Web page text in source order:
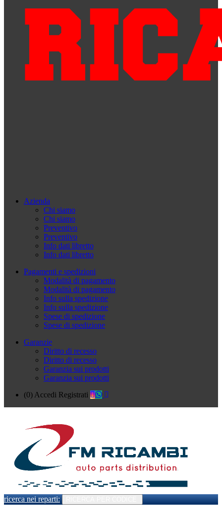
Azienda
Chi siamo
Chi siamo
Preventivo
Preventivo
Info dati libretto
Info dati libretto
Pagamenti e spedizioni
Modalità di pagamento
Modalità di pagamento
Info sulla spedizione
Info sulla spedizione
Spese di spedizione
Spese di spedizione
Garanzie
Diritto di recesso
Diritto di recesso
Garanzia sui prodotti
Garanzia sui prodotti
(0) Accedi Registrati
ricerca nei reparti: